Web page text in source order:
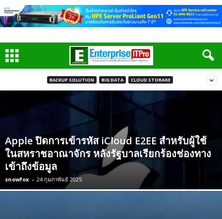
BACKUP SOLUTION BIG DATA CLOUD STORAGE
Apple ปิดการเข้ารหัส iCloud E2EE สำหรับผู้ใช้
ในสหราชอาณาจักร หลังรัฐบาลเรียกร้องช่องทาง
เข้าถึงข้อมูล
snowfox - 24 กุมภาพันธ์ 2025